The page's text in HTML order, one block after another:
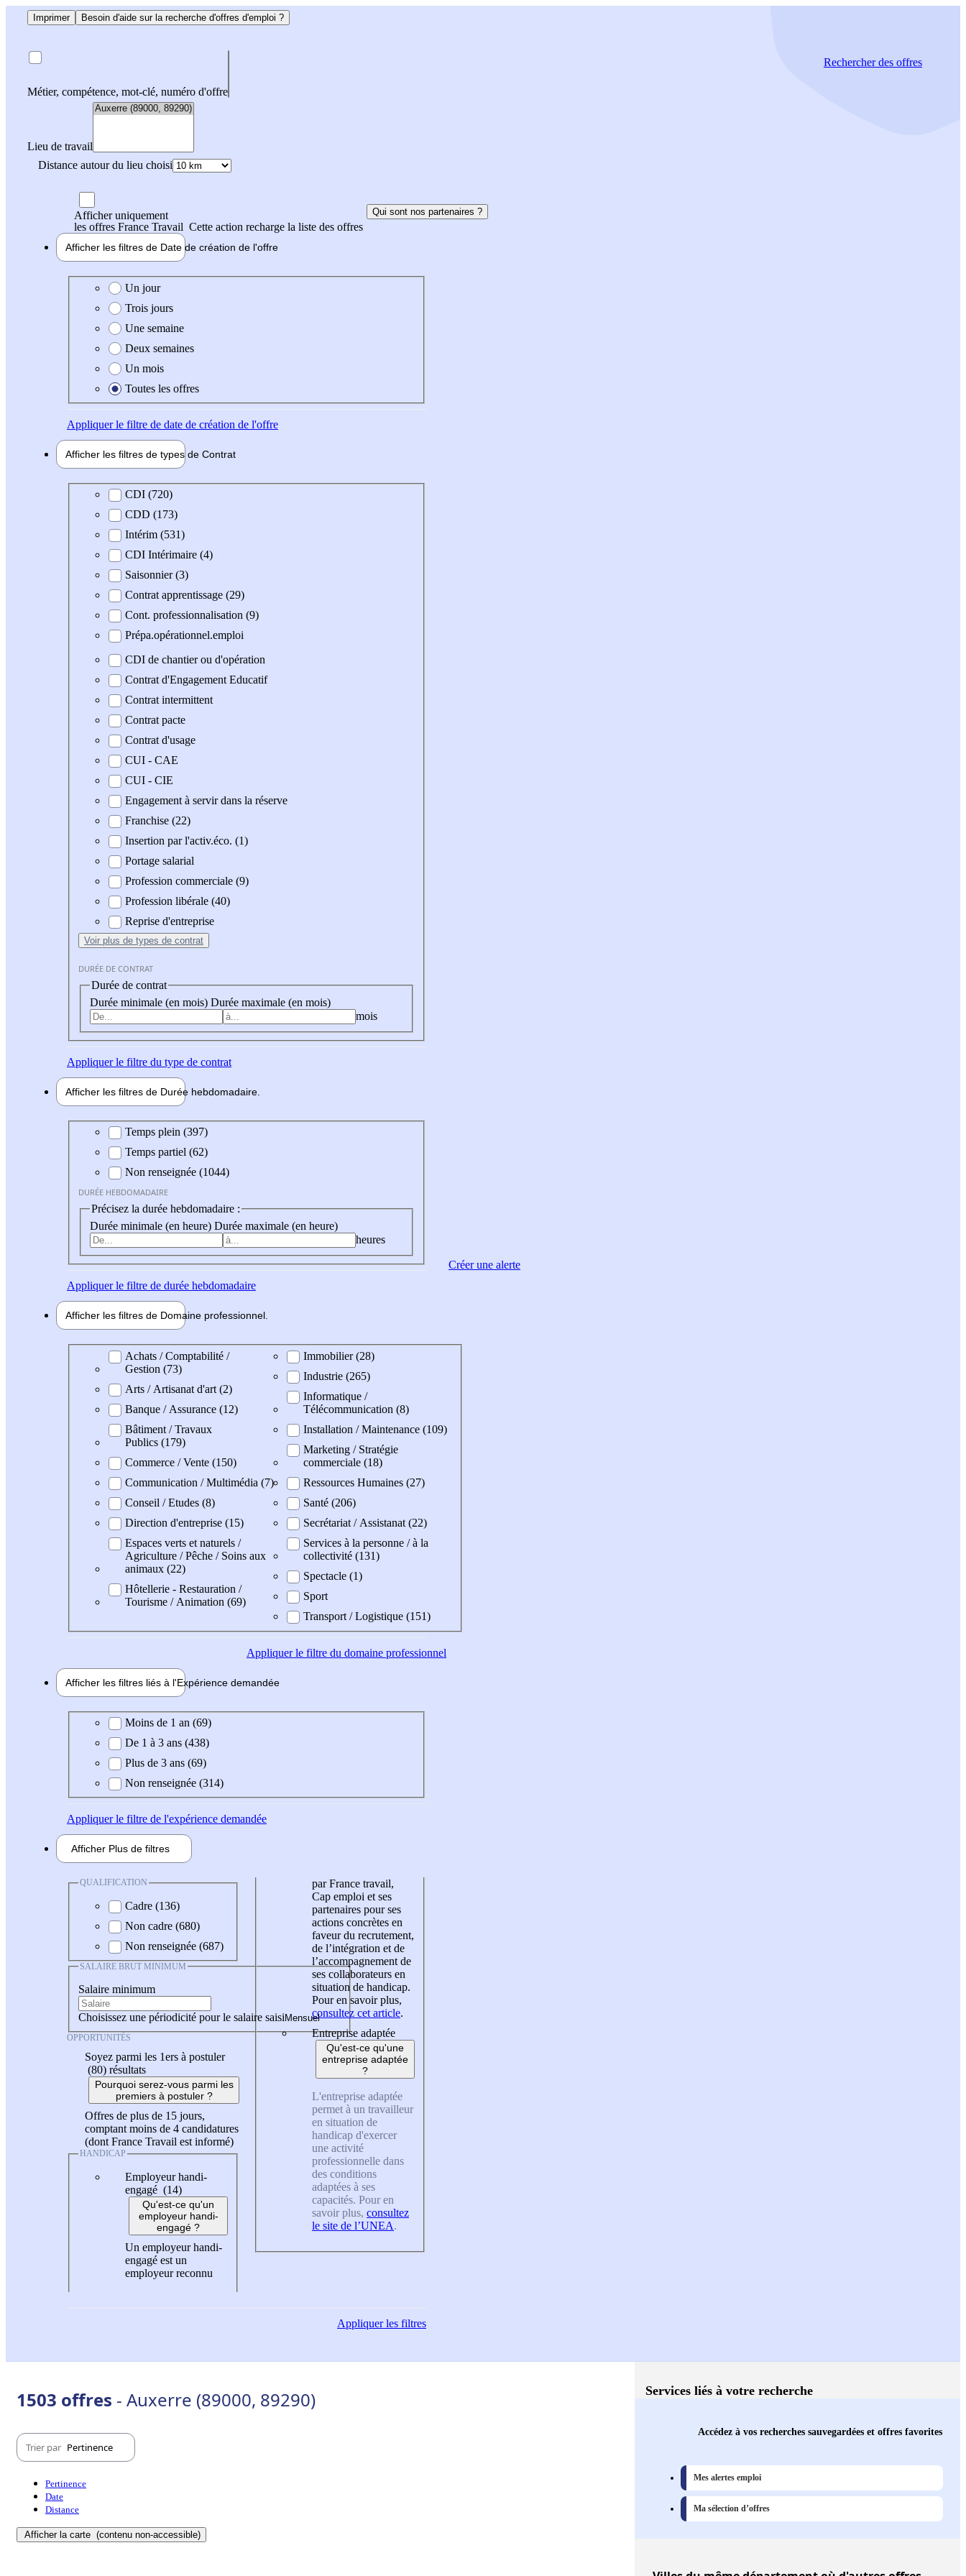
Imprimer Besoin d'aide sur la recherche d'offres d'emploi ?
Métier, compétence, mot-clé, numéro d'offre
Lieu de travail
Distance autour du lieu choisi
Rechercherdes offres
Afficher uniquement
les offres France Travail Cette action recharge la liste des offres
Qui sont nos partenaires ?
Afficher les filtres de Date de création de l'offre
Date de création de l'offre
Un jour
Trois jours
Une semaine
Deux semaines
Un mois
Toutes les offres
Appliquerle filtre de date de création de l'offre
Afficher les filtres de types de Contrat
Type de contratCDI (720)
CDD (173)
Intérim (531)
CDI Intérimaire (4)
Saisonnier (3)
Contrat apprentissage (29)
Cont. professionnalisation (9)
Prépa.opérationnel.emploi
CDI de chantier ou d'opération
Contrat d'Engagement Educatif
Contrat intermittent
Contrat pacte
Contrat d'usage
CUI - CAE
CUI - CIE
Engagement à servir dans la réserve
Franchise (22)
Insertion par l'activ.éco. (1)
Portage salarial
Profession commerciale (9)
Profession libérale (40)
Reprise d'entreprise
Voir plus de types de contrat
DURÉE DE CONTRAT
Durée de contrat
Durée minimale (en mois) Durée maximale (en mois)
mois
Appliquerle filtre du type de contrat
Afficher les filtres de Durée hebdomadaire
Durée hebdomadaire
Temps plein (397)
Temps partiel (62)
Non renseignée (1044)
DURÉE HEBDOMADAIRE
Précisez la durée hebdomadaire :
Durée minimale (en heure) Durée maximale (en heure)
heures
Appliquerle filtre de durée hebdomadaire
Afficher les filtres de Domaine professionnel
Domaine professionel
Achats / Comptabilité /
Gestion (73)
Arts / Artisanat d'art (2)
Banque / Assurance (12)
Bâtiment / Travaux
Publics (179)
Commerce / Vente (150)
Communication / Multimédia (7)
Conseil / Etudes (8)
Direction d'entreprise (15)
Espaces verts et naturels /
Agriculture / Pêche / Soins aux
animaux (22)
Hôtellerie - Restauration /
Tourisme / Animation (69)
Immobilier (28)
Industrie (265)
Informatique /
Télécommunication (8)
Installation / Maintenance (109)
Marketing / Stratégie
commerciale (18)
Ressources Humaines (27)
Santé (206)
Secrétariat / Assistanat (22)
Services à la personne / à la
collectivité (131)
Spectacle (1)
Sport
Transport / Logistique (151)
Appliquerle filtre du domaine professionnel
Afficher les filtres liés à l'Expérience demandée
Expérience demandée
Moins de 1 an (69)
De 1 à 3 ans (438)
Plus de 3 ans (69)
Non renseignée (314)
Appliquerle filtre de l'expérience demandée
Afficher Plus de filtres
QUALIFICATION
Cadre (136)
Non cadre (680)
Non renseignée (687)
SALAIRE BRUT MINIMUM
Salaire minimum
Choisissez une périodicité pour le salaire saisi
OPPORTUNITÉS
Soyez parmi les 1ers à postuler
(80) résultats
Pourquoi serez-vous parmi les
premiers à postuler ?
Offres de plus de 15 jours,
comptant moins de 4 candidatures
(dont France Travail est informé)
HANDICAP
Employeur handi-
engagé (14)
Qu'est-ce qu'un
employeur handi-
engagé ?
Un employeur handi-
engagé est un
employeur reconnu
par France travail,
Cap emploi et ses
partenaires pour ses
actions concrètes en
faveur du recrutement,
de l’intégration et de
l’accompagnement de
ses collaborateurs en
situation de handicap.
Pour en savoir plus,
consultez cet article.
Entreprise adaptée
Qu'est-ce qu'une
entreprise adaptée
?
L'entreprise adaptée
permet à un travailleur
en situation de
handicap d'exercer
une activité
professionnelle dans
des conditions
adaptées à ses
capacités. Pour en
savoir plus, consultez
le site de l’UNEA.
Appliquerles filtres
Créer une alerte
1503 offres - Auxerre (89000, 89290)
Trier par Pertinence
Pertinence
Date
Distance
Afficher la carte (contenu non-accessible)
Services liés à votre recherche
Accédez à vos recherches sauvegardées et offres favorites
Mes alertes emploi
Ma sélection d’offres